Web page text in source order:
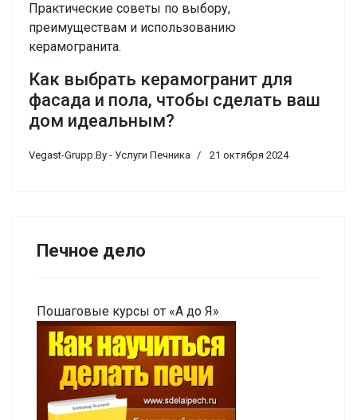
Практические советы по выбору,
преимуществам и использованию
керамогранита.
Как выбрать керамогранит для
фасада и пола, чтобы сделать ваш
дом идеальным?
Vegast-Grupp.By - Услуги Печника 21 октября 2024
Печное дело
Пошаговые курсы от «А до Я»